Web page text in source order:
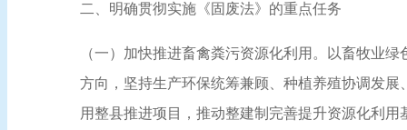
二、明确贯彻实施《固废法》的重点任务
（一）加快推进畜禽粪污资源化利用。以畜牧业
方向，坚持生产环保统筹兼顾、种植养殖协调发
用整县推进项目，推动整建制完善提升资源化利